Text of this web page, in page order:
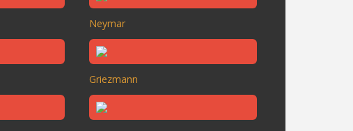
Neymar
Griezmann